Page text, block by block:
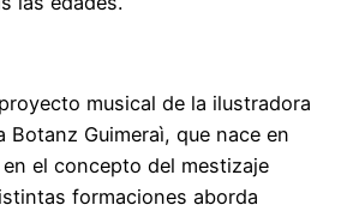
musical de la ilustradora
Botanz Guimeraì, que nace en
el concepto del mestizaje
formaciones aborda